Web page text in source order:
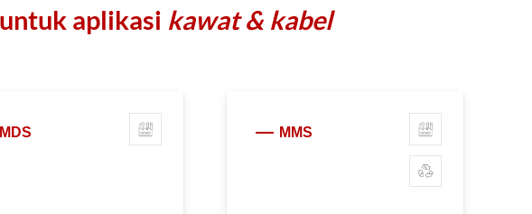
aplikasi kawat & kabel
MDS MMS